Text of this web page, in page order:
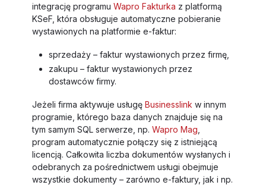
integrację programu Wapro Fakturka z platformą
KSeF, która obsługuje automatyczne pobieranie
wystawionych na platformie e-faktur:
sprzedaży – faktur wystawionych przez firmę,
zakupu – faktur wystawionych przez
dostawców firmy.
Jeżeli firma aktywuje usługę Businesslink w innym
programie, którego baza danych znajduje się na
tym samym SQL serwerze, np. Wapro Mag
program automatycznie połączy się z istniejącą
licencją. Całkowita liczba dokumentów wysłanych i
odebranych za pośrednictwem usługi obejmuje
wszystkie dokumenty – zarówno e-faktury, jak i np.